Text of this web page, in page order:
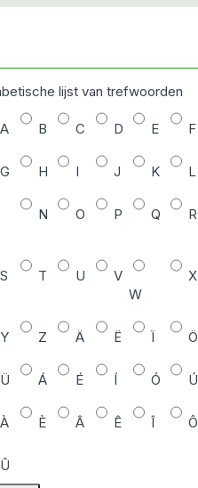
lijst van trefwoorden
A B C D E F
G H I J K L
N O P Q R
S T U
V
W
X
Y Z Ä Ë Ï Ö
Ü Á É Í Ó Ú
À È Â Ê Î Ô
Û